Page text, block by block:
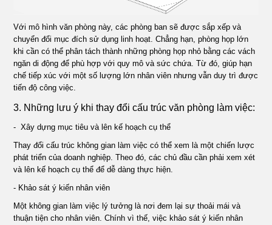
Với mô hình văn phòng này, các phòng ban sẽ được sắp xếp và
chuyển đổi mục đích sử dụng linh hoạt. Chẳng hạn, phòng họp lớn
khi cần có thể phân tách thành những phòng họp nhỏ bằng các vách
ngăn di động để phù hợp với quy mô và sức chứa. Từ đó, giúp hạn
chế tiếp xúc với một số lượng lớn nhân viên nhưng vẫn duy trì được
tiến độ công việc.
3. Những lưu ý khi thay đổi cấu trúc văn phòng làm việc:
- Xây dựng mục tiêu và lên kế hoạch cụ thể
Thay đổi cấu trúc không gian làm việc có thể xem là một chiến lược
phát triển của doanh nghiệp. Theo đó, các chủ đầu cần phải xem xét
và lên kế hoạch cụ thể để dễ dàng thực hiện.
- Khảo sát ý kiến nhân viên
Một không gian làm việc lý tưởng là nơi đem lại sự thoải mái và
thuận tiện cho nhân viên. Chính vì thế, việc khảo sát ý kiến nhân